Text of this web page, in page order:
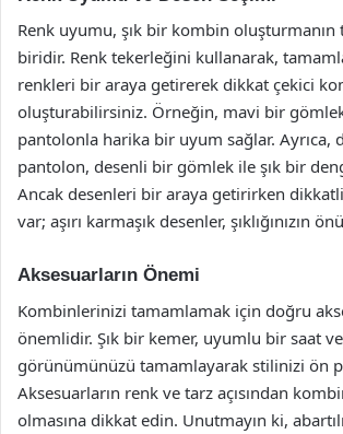
Renk uyumu, şık bir kombin oluşturmanın
biridir. Renk tekerleğini kullanarak,
renkleri bir araya getirerek dikkat çekici
oluşturabilirsiniz. Örneğin, mavi bir
pantolonla harika bir uyum sağlar. Ayrıca,
pantolon, desenli bir gömlek ile şık bir
Ancak desenleri bir araya getirirken
var; aşırı karmaşık desenler, şıklığınızın
Aksesuarların Önemi
Kombinlerinizi tamamlamak için doğru
önemlidir. Şık bir kemer, uyumlu bir saat
görünümünüzü tamamlayarak stilinizi ön
Aksesuarların renk ve tarz açısından
olmasına dikkat edin. Unutmayın ki,